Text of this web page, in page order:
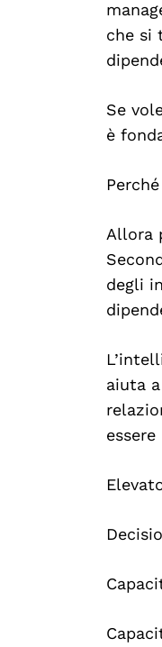
che si
Se
è
Allora
degli
aiuta